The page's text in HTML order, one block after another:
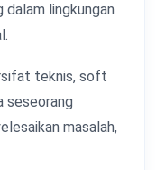
lingkungan
teknis, soft
seseorang
masalah,